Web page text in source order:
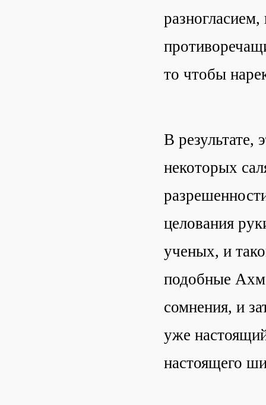
то чтобы
В результате,
некоторых
целования
ученых, и
подобные
сомнения, и
уже
настоящего